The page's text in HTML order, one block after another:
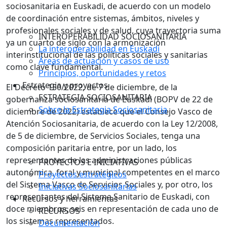
INTEROPERABILIDAD SOCIOSANITARIA
La interoperabilidad en Euskadi
Áreas de actuación y casos de uso
Principios, oportunidades y retos
Estrategia y proyectos
ESTRATEGIA SOCIOSANITARIA
Sobre la Estrategia Sociosanitaria
PROYECTOS E INICIATIVAS
Proyectos estratégicos
Iniciativas Sociosanitarias
Recursos y herramientas
RECURSOS
Documentación
sociosanitaria en Euskadi, de acuerdo con un modelo
de coordinación entre sistemas, ámbitos, niveles y
profesionales sociales y de salud, cuya trayectoria suma
ya un cuarto de siglo con la armonización
interinstitucional de las políticas sociales y sanitarias
como clave fundamental.
El Decreto 150/2022, de 7 de diciembre, de la
gobernanza sociosanitaria de Euskadi (BOPV de 22 de
diciembre de 2022) establece que el Consejo Vasco de
Atención Sociosanitaria, de acuerdo con la Ley 12/2008,
de 5 de diciembre, de Servicios Sociales, tenga una
composición paritaria entre, por un lado, los
representantes de las administraciones públicas
autonómica, foral y municipal competentes en el marco
del Sistema Vasco de Servicios Sociales y, por otro, los
representantes del Sistema Sanitario de Euskadi, con
doce miembros, seis en representación de cada uno de
los sistemas representados.